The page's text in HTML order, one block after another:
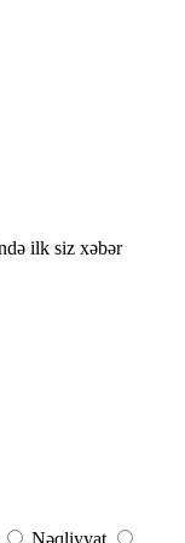
ilk siz xəbər